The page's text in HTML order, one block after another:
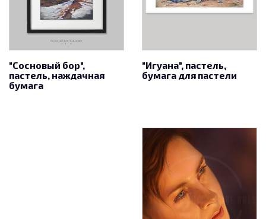
"Сосновый бор",
пастель, наждачная
бумага
"Игуана", пастель,
бумага для пастели